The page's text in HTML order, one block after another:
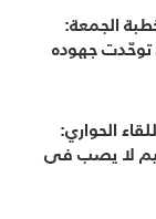
الجمعة:
توحّدت جهوده
الخاصّة
الحواري:
لا يصب في